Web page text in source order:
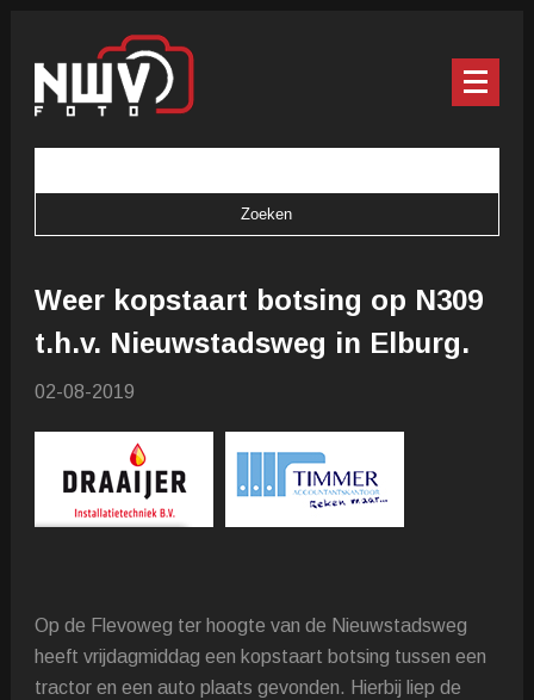
Weer kopstaart botsing op N309
t.h.v. Nieuwstadsweg in Elburg.
02-08-2019
Op de Flevoweg ter hoogte van de Nieuwstadsweg
heeft vrijdagmiddag een kopstaart botsing tussen een
tractor en een auto plaats gevonden. Hierbij liep de